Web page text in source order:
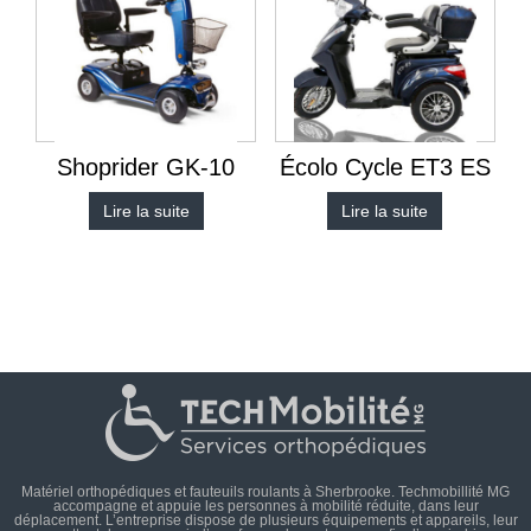
Shoprider GK-10
Lire la suite
Écolo Cycle ET3 ES
Lire la suite
Matériel orthopédiques et fauteuils roulants à Sherbrooke. Techmobillité MG
accompagne et appuie les personnes à mobilité réduite, dans leur
déplacement. L’entreprise dispose de plusieurs équipements et appareils, leur